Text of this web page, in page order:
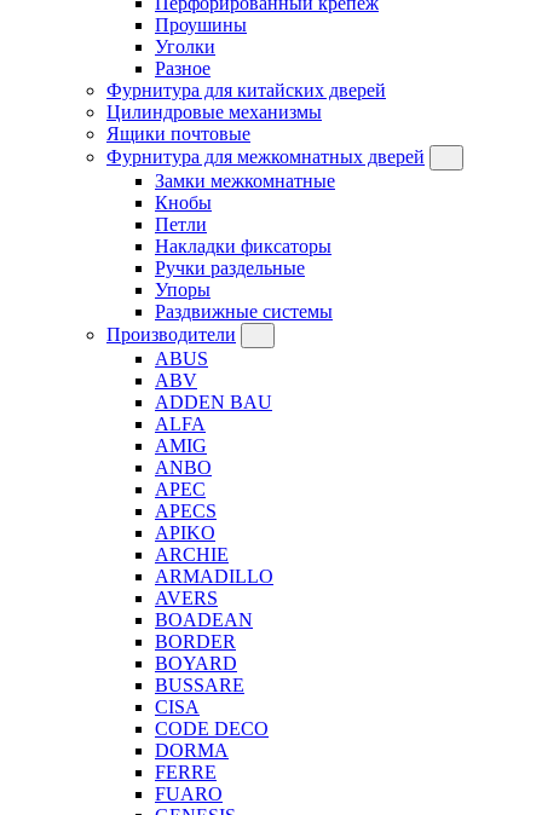
Проушины
Уголки
Разное
Фурнитура для китайских дверей
Цилиндровые механизмы
Ящики почтовые
Фурнитура для межкомнатных дверей
Замки межкомнатные
Кнобы
Петли
Накладки фиксаторы
Ручки раздельные
Упоры
Раздвижные системы
Производители
ABUS
ABV
ADDEN BAU
ALFA
AMIG
ANBO
APEC
APECS
APIKO
ARCHIE
ARMADILLO
AVERS
BOADEAN
BORDER
BOYARD
BUSSARE
CISA
CODE DECO
DORMA
FERRE
FUARO